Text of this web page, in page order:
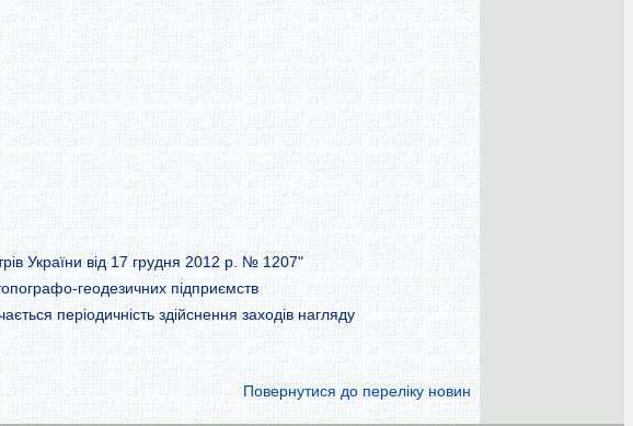
України від 17 грудня 2012 р. № 1207"
геодезичних підприємств
періодичність здійснення заходів нагляду
Повернутися до переліку новин